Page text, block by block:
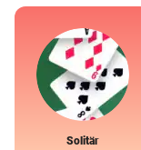
Solitär